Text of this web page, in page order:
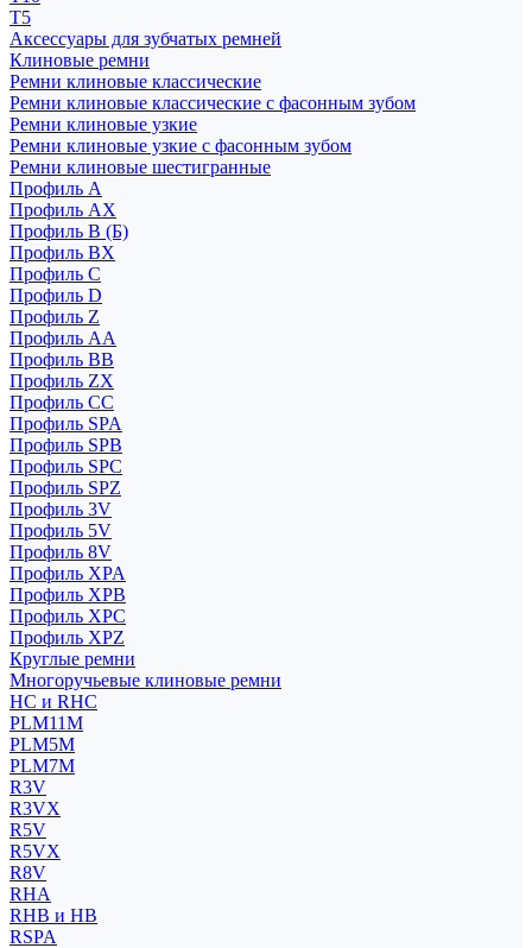
T5
Аксессуары для зубчатых ремней
Клиновые ремни
Ремни клиновые классические
Ремни клиновые классические с фасонным зубом
Ремни клиновые узкие
Ремни клиновые узкие с фасонным зубом
Ремни клиновые шестигранные
Профиль A
Профиль AX
Профиль B (Б)
Профиль BX
Профиль C
Профиль D
Профиль Z
Профиль АА
Профиль BB
Профиль ZX
Профиль CC
Профиль SPA
Профиль SPB
Профиль SPC
Профиль SPZ
Профиль 3V
Профиль 5V
Профиль 8V
Профиль XPA
Профиль XPB
Профиль XPC
Профиль XPZ
Круглые ремни
Многоручьевые клиновые ремни
HC и RHC
PLM11M
PLM5M
PLM7M
R3V
R3VX
R5V
R5VX
R8V
RHA
RHB и HB
RSPA